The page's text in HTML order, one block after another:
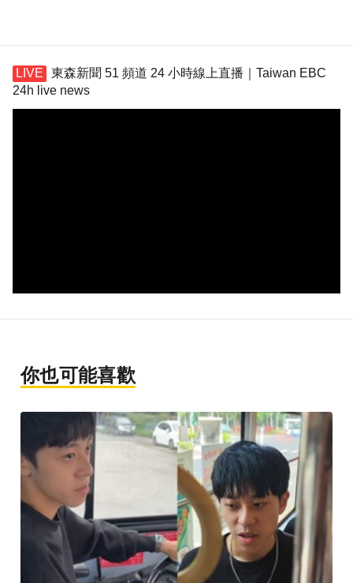
東森新聞 51 頻道 24 小時線上直播｜Taiwan EBC
24h live news
你也可能喜歡